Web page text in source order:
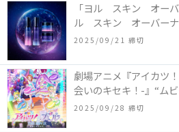
「ヨル スキン オー
ル スキン オーバーナ
セット＞＜クリア セッ
2025/09/21 締切
劇場アニメ『アイカツ
会いのキセキ！-』“ム
2025/09/28 締切